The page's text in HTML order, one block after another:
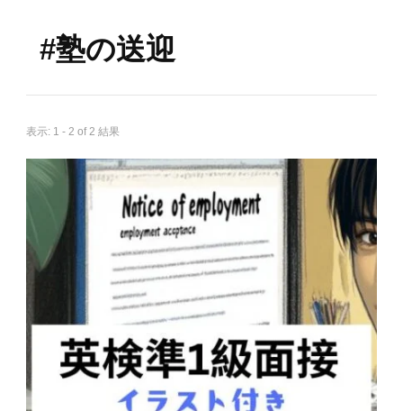
#塾の送迎
表示: 1 - 2 of 2 結果